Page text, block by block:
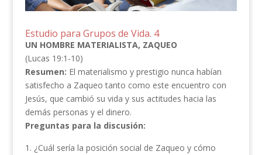
Estudio para Grupos de Vida. 4
UN HOMBRE MATERIALISTA, ZAQUEO
(Lucas 19:1-10)
Resumen: El materialismo y prestigio nunca habían
satisfecho a Zaqueo tanto como este encuentro con
Jesús, que cambió su vida y sus actitudes hacia las
demás personas y el dinero.
Preguntas para la discusión:
¿Cuál sería la posición social de Zaqueo y cómo